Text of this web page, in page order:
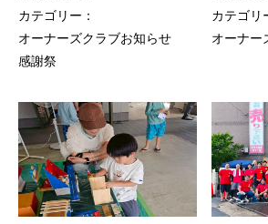
カテゴリー：
オーナーズクラブお知らせ
感謝祭
カテゴリ
オーナー